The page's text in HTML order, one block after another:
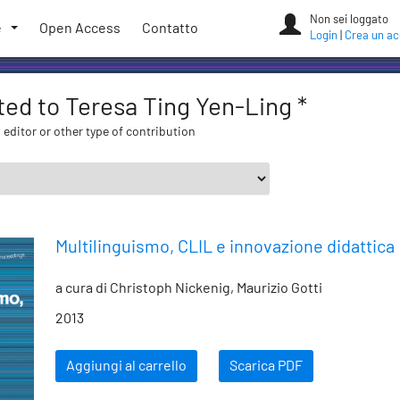
Open Access Contatto
Non sei loggato
Login
Crea un
to Teresa Ting Yen-Ling *
or other type of contribution
Multilinguismo, CLIL e innovazione didattica
a cura di Christoph Nickenig, Maurizio Gotti
2013
Aggiungi al carrello Scarica PDF